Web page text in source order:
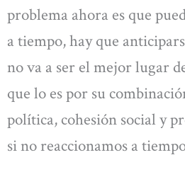
problema ahora es que
a tiempo, hay que
no va a ser el mejor lugar
que lo es por su
política, cohesión social y
si no reaccionamos a